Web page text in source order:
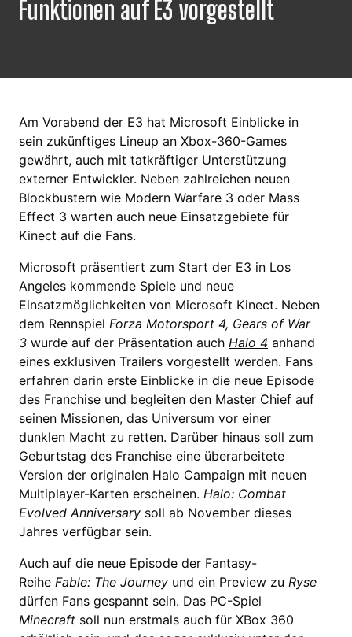
Funktionen auf E3 vorgestellt
Am Vorabend der E3 hat Microsoft Einblicke in
sein zukünftiges Lineup an Xbox-360-Games
gewährt, auch mit tatkräftiger Unterstützung
externer Entwickler. Neben zahlreichen neuen
Blockbustern wie Modern Warfare 3 oder Mass
Effect 3 warten auch neue Einsatzgebiete für
Kinect auf die Fans.
Microsoft präsentiert zum Start der E3 in Los
Angeles kommende Spiele und neue
Einsatzmöglichkeiten von Microsoft Kinect. Neben
dem Rennspiel Forza Motorsport 4, Gears of War
3 wurde auf der Präsentation auch Halo 4 anhand
eines exklusiven Trailers vorgestellt werden. Fans
erfahren darin erste Einblicke in die neue Episode
des Franchise und begleiten den Master Chief auf
seinen Missionen, das Universum vor einer
dunklen Macht zu retten. Darüber hinaus soll zum
Geburtstag des Franchise eine überarbeitete
Version der originalen Halo Campaign mit neuen
Multiplayer-Karten erscheinen. Halo: Combat
Evolved Anniversary soll ab November dieses
Jahres verfügbar sein.
Auch auf die neue Episode der Fantasy-
Reihe Fable: The Journey und ein Preview zu Ryse
dürfen Fans gespannt sein. Das PC-Spiel
Minecraft soll nun erstmals auch für XBox 360